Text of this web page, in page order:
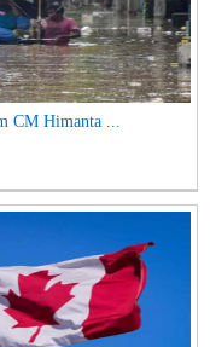
CM Himanta ...